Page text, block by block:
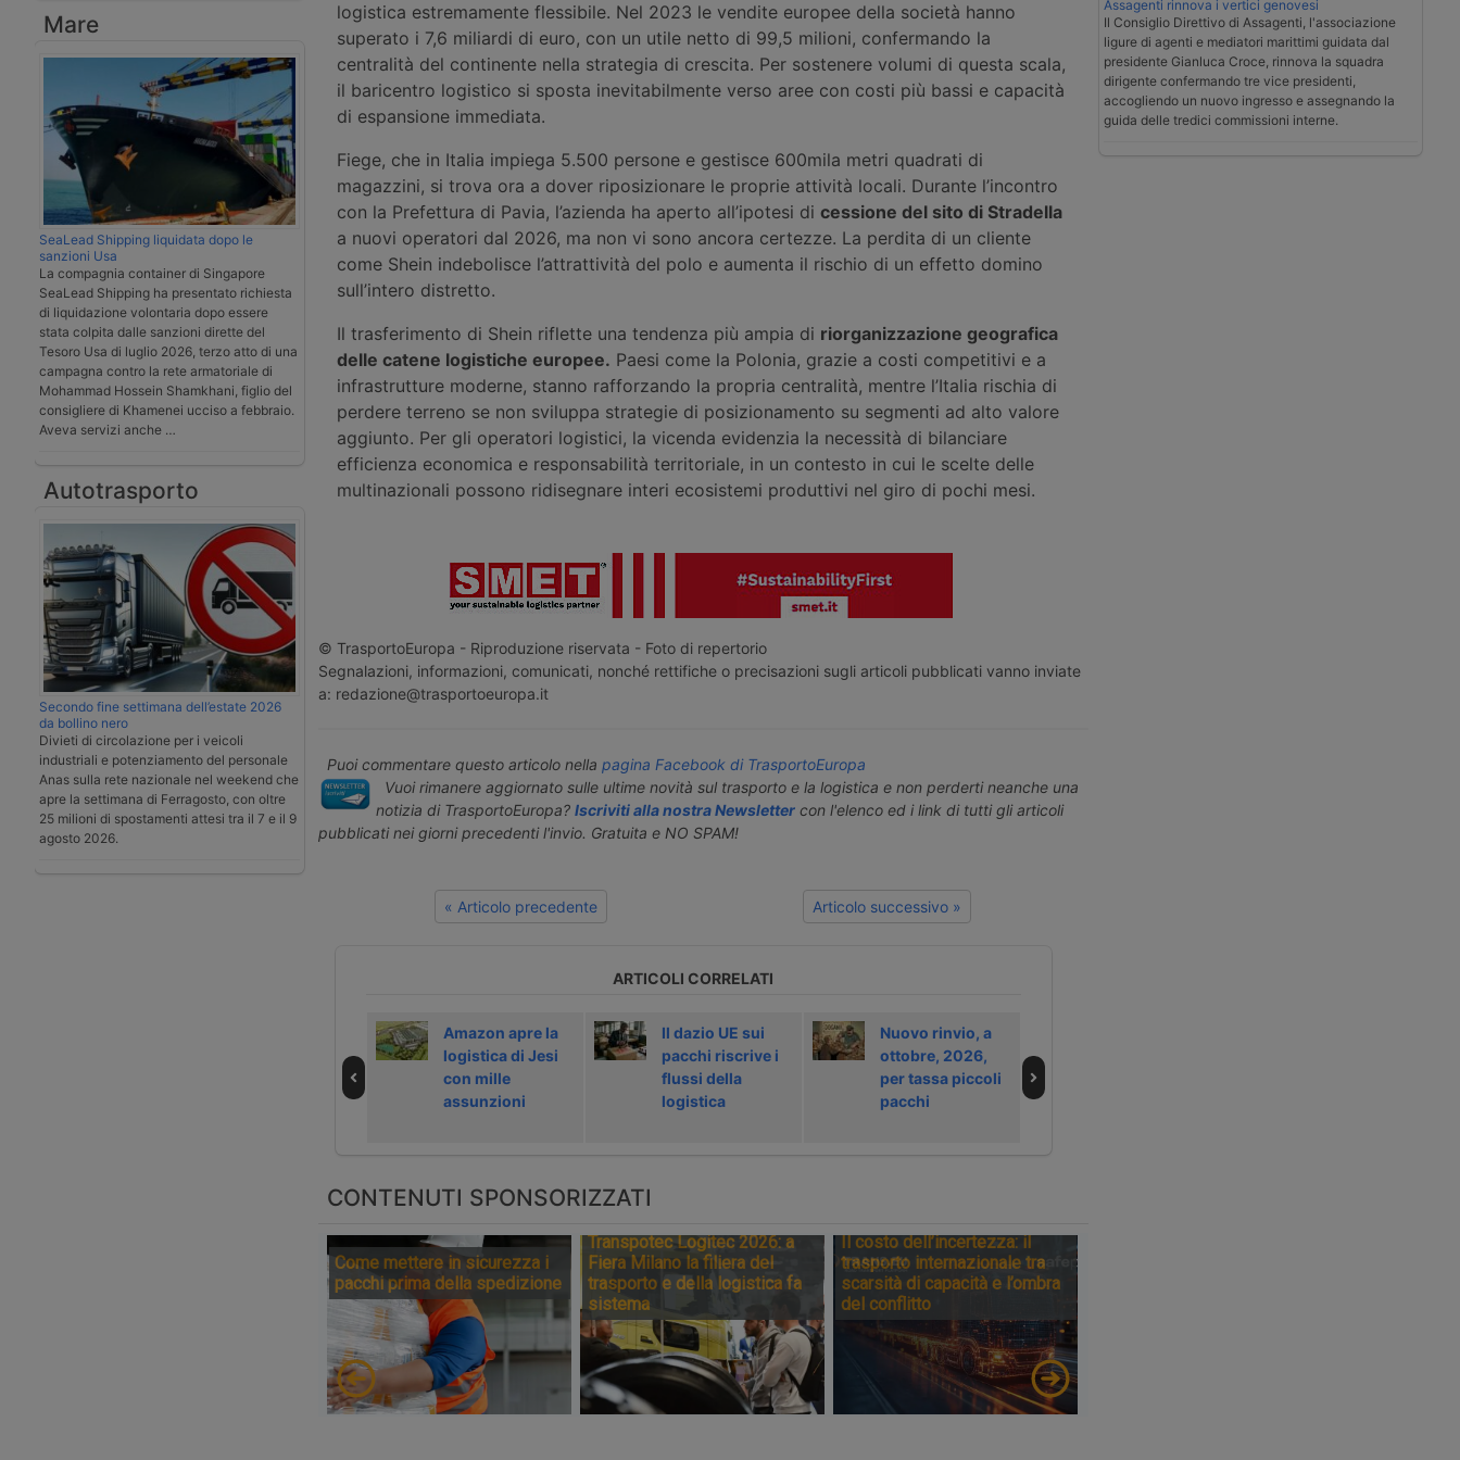
Mare
SeaLead Shipping liquidata dopo le
sanzioni Usa
La compagnia container di Singapore
SeaLead Shipping ha presentato richiesta
di liquidazione volontaria dopo essere
stata colpita dalle sanzioni dirette del
Tesoro Usa di luglio 2026, terzo atto di una
campagna contro la rete armatoriale di
Mohammad Hossein Shamkhani, figlio del
consigliere di Khamenei ucciso a febbraio.
Aveva servizi anche …
Autotrasporto
Secondo fine settimana dell’estate 2026
da bollino nero
Divieti di circolazione per i veicoli
industriali e potenziamento del personale
Anas sulla rete nazionale nel weekend che
apre la settimana di Ferragosto, con oltre
25 milioni di spostamenti attesi tra il 7 e il 9
agosto 2026.
logistica estremamente flessibile. Nel 2023 le vendite europee della società hanno
superato i 7,6 miliardi di euro, con un utile netto di 99,5 milioni, confermando la
centralità del continente nella strategia di crescita. Per sostenere volumi di questa scala,
il baricentro logistico si sposta inevitabilmente verso aree con costi più bassi e capacità
di espansione immediata.
Fiege, che in Italia impiega 5.500 persone e gestisce 600mila metri quadrati di
magazzini, si trova ora a dover riposizionare le proprie attività locali. Durante l’incontro
con la Prefettura di Pavia, l’azienda ha aperto all’ipotesi di cessione del sito di Stradella
a nuovi operatori dal 2026, ma non vi sono ancora certezze. La perdita di un cliente
come Shein indebolisce l’attrattività del polo e aumenta il rischio di un effetto domino
sull’intero distretto.
Il trasferimento di Shein riflette una tendenza più ampia di riorganizzazione geografica
delle catene logistiche europee. Paesi come la Polonia, grazie a costi competitivi e a
infrastrutture moderne, stanno rafforzando la propria centralità, mentre l’Italia rischia di
perdere terreno se non sviluppa strategie di posizionamento su segmenti ad alto valore
aggiunto. Per gli operatori logistici, la vicenda evidenzia la necessità di bilanciare
efficienza economica e responsabilità territoriale, in un contesto in cui le scelte delle
multinazionali possono ridisegnare interi ecosistemi produttivi nel giro di pochi mesi.
© TrasportoEuropa - Riproduzione riservata - Foto di repertorio
Segnalazioni, informazioni, comunicati, nonché rettifiche o precisazioni sugli articoli pubblicati vanno inviate
a: redazione@trasportoeuropa.it
Puoi commentare questo articolo nella pagina Facebook di TrasportoEuropa
Vuoi rimanere aggiornato sulle ultime novità sul trasporto e la logistica e non perderti neanche una
notizia di TrasportoEuropa? Iscriviti alla nostra Newslettercon l'elenco ed i link di tutti gli articoli
pubblicati nei giorni precedenti l'invio. Gratuita e NO SPAM!
« Articolo precedente Articolo successivo »
ARTICOLI CORRELATI
Amazon apre la
logistica di Jesi
con mille
assunzioni
Il dazio UE sui
pacchi riscrive i
flussi della
logistica
Nuovo rinvio, a
ottobre, 2026,
per tassa piccoli
pacchi
CONTENUTI SPONSORIZZATI
Come mettere in sicurezza i
pacchi prima della spedizione
Transpotec Logitec 2026: a
Fiera Milano la filiera del
trasporto e della logistica fa
sistema
Il costo dell’incertezza: il
trasporto internazionale tra
scarsità di capacità e l’ombra
del conflitto
Assagenti rinnova i vertici genovesi
Il Consiglio Direttivo di Assagenti, l'associazione
ligure di agenti e mediatori marittimi guidata dal
presidente Gianluca Croce, rinnova la squadra
dirigente confermando tre vice presidenti,
accogliendo un nuovo ingresso e assegnando la
guida delle tredici commissioni interne.